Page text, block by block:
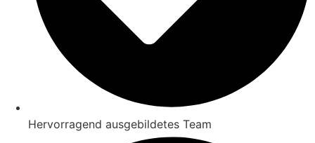
Hervorragend ausgebildetes Team